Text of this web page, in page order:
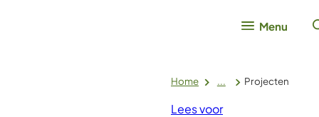
Menu
Home ... Projecten
Lees voor